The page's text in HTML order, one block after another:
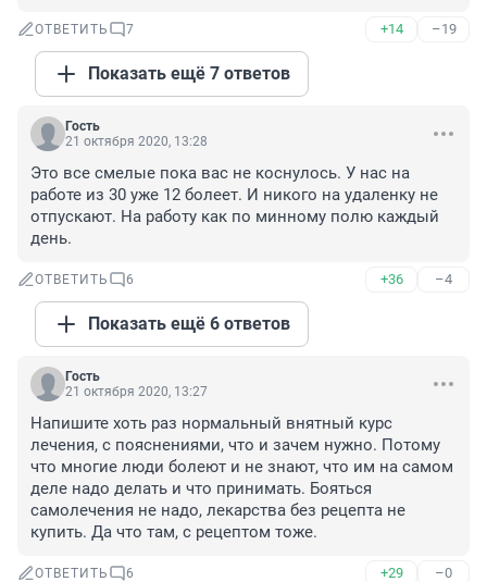
ОТВЕТИТЬ 7 +14 –19
Показать ещё 7 ответов
Гость
21 октября 2020, 13:28
Это все смелые пока вас не коснулось. У нас на
работе из 30 уже 12 болеет. И никого на удаленку не
отпускают. На работу как по минному полю каждый
день.
ОТВЕТИТЬ 6 +36 –4
Показать ещё 6 ответов
Гость
21 октября 2020, 13:27
Напишите хоть раз нормальный внятный курс
лечения, с пояснениями, что и зачем нужно. Потому
что многие люди болеют и не знают, что им на самом
деле надо делать и что принимать. Бояться
самолечения не надо, лекарства без рецепта не
купить. Да что там, с рецептом тоже.
ОТВЕТИТЬ 6 +29 –0